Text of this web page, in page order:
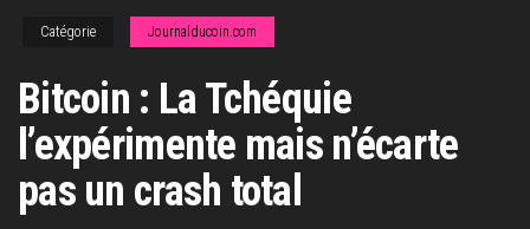
Catégorie Journalducoin.com
Bitcoin : La Tchéquie
l’expérimente mais n’écarte
pas un crash total